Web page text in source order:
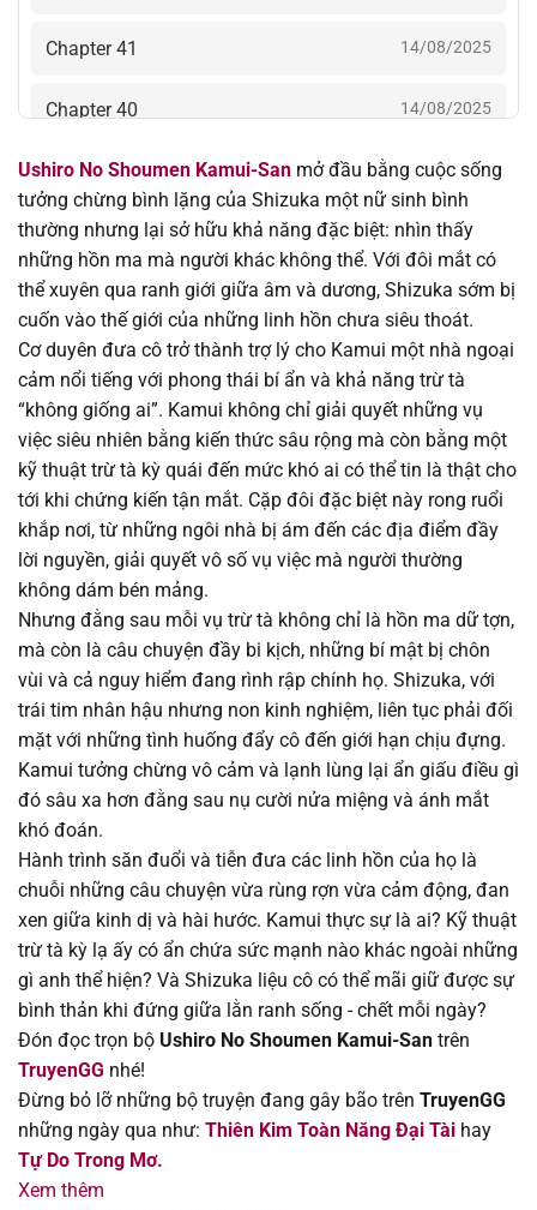
Chapter 41 14/08/2025
Chapter 40 14/08/2025
Chapter 39 14/08/2025
Chapter 38 14/08/2025
Chapter 37 14/08/2025
Chapter 36 14/08/2025
Chapter 35 14/08/2025
Chapter 34 14/08/2025
Chapter 33 14/08/2025
Chapter 32
Chapter 31 14/08/2025
Chapter 30 14/08/2025
Chapter 29 14/08/2025
Chapter 28
Chapter 27 14/08/2025
Chapter 26 14/08/2025
Chapter 25 14/08/2025
Chapter 24 14/08/2025
Chapter 23
Ushiro No Shoumen Kamui-San mở đầu bằng cuộc sống
tưởng chừng bình lặng của Shizuka một nữ sinh bình
thường nhưng lại sở hữu khả năng đặc biệt: nhìn thấy
những hồn ma mà người khác không thể. Với đôi mắt có
thể xuyên qua ranh giới giữa âm và dương, Shizuka sớm bị
cuốn vào thế giới của những linh hồn chưa siêu thoát.
Cơ duyên đưa cô trở thành trợ lý cho Kamui một nhà ngoại
cảm nổi tiếng với phong thái bí ẩn và khả năng trừ tà
“không giống ai”. Kamui không chỉ giải quyết những vụ
việc siêu nhiên bằng kiến thức sâu rộng mà còn bằng một
kỹ thuật trừ tà kỳ quái đến mức khó ai có thể tin là thật cho
tới khi chứng kiến tận mắt. Cặp đôi đặc biệt này rong ruổi
khắp nơi, từ những ngôi nhà bị ám đến các địa điểm đầy
lời nguyền, giải quyết vô số vụ việc mà người thường
không dám bén mảng.
Nhưng đằng sau mỗi vụ trừ tà không chỉ là hồn ma dữ tợn,
mà còn là câu chuyện đầy bi kịch, những bí mật bị chôn
vùi và cả nguy hiểm đang rình rập chính họ. Shizuka, với
trái tim nhân hậu nhưng non kinh nghiệm, liên tục phải đối
mặt với những tình huống đẩy cô đến giới hạn chịu đựng.
Kamui tưởng chừng vô cảm và lạnh lùng lại ẩn giấu điều gì
đó sâu xa hơn đằng sau nụ cười nửa miệng và ánh mắt
khó đoán.
Hành trình săn đuổi và tiễn đưa các linh hồn của họ là
chuỗi những câu chuyện vừa rùng rợn vừa cảm động, đan
xen giữa kinh dị và hài hước. Kamui thực sự là ai? Kỹ thuật
trừ tà kỳ lạ ấy có ẩn chứa sức mạnh nào khác ngoài những
gì anh thể hiện? Và Shizuka liệu cô có thể mãi giữ được sự
bình thản khi đứng giữa lằn ranh sống - chết mỗi ngày?
Đón đọc trọn bộ Ushiro No Shoumen Kamui-San trên
TruyenGG nhé!
Đừng bỏ lỡ những bộ truyện đang gây bão trên TruyenGG
những ngày qua như: Thiên Kim Toàn Năng Đại Tài hay
Tự Do Trong Mơ.
Xem thêm